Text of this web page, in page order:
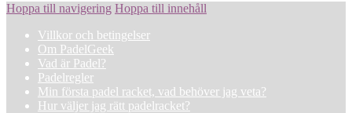
Hoppa till navigering Hoppa till innehåll
Villkor och betingelser
Om PadelGeek
Vad är Padel?
Padelregler
Min första padel racket, vad behöver jag veta?
Hur väljer jag rätt padelracket?